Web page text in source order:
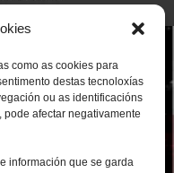
como as cookies para
destas tecnoloxías
ou as identificacións
afectar negativamente
información que se garda